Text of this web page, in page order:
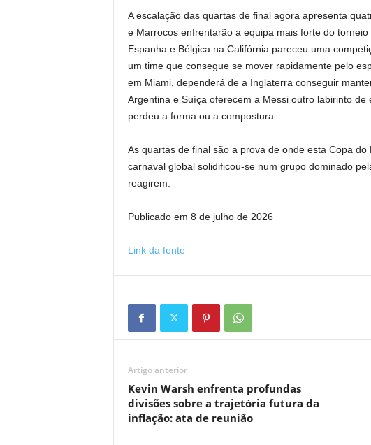
A escalação das quartas de final agora apresenta
e Marrocos enfrentarão a equipa mais forte do
Espanha e Bélgica na Califórnia pareceu uma
um time que consegue se mover rapidamente pelo
em Miami, dependerá de a Inglaterra conseguir
Argentina e Suíça oferecem a Messi outro labirinto
perdeu a forma ou a compostura.
As quartas de final são a prova de onde esta Copa
carnaval global solidificou-se num grupo dominado
reagirem.
Publicado em 8 de julho de 2026
Link da fonte
Artigo anterior
Kevin Warsh enfrenta profundas
divisões sobre a trajetória futura da
inflação: ata de reunião